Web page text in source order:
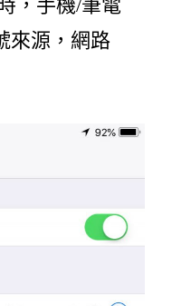
，手機/筆電
來源，網路